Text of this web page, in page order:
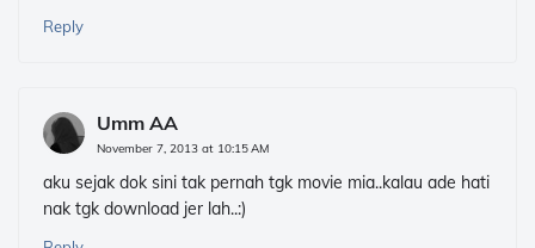
Reply
Umm AA
November 7, 2013 at 10:15 AM
aku sejak dok sini tak pernah tgk movie mia..kalau ade hati
nak tgk download jer lah..:)